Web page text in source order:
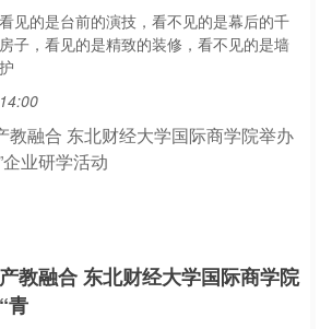
见的是台前的演技，看不见的是幕后的千
子，看见的是精致的装修，看不见的是墙
教融合 东北财经大学国际商学院
青